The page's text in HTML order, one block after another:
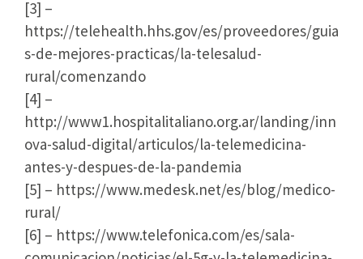
[3] –
https://telehealth.hhs.gov/es/proveedores/guia
s-de-mejores-practicas/la-telesalud-
rural/comenzando
[4] –
http://www1.hospitalitaliano.org.ar/landing/inn
ova-salud-digital/articulos/la-telemedicina-
antes-y-despues-de-la-pandemia
[5] – https://www.medesk.net/es/blog/medico-
rural/
[6] – https://www.telefonica.com/es/sala-